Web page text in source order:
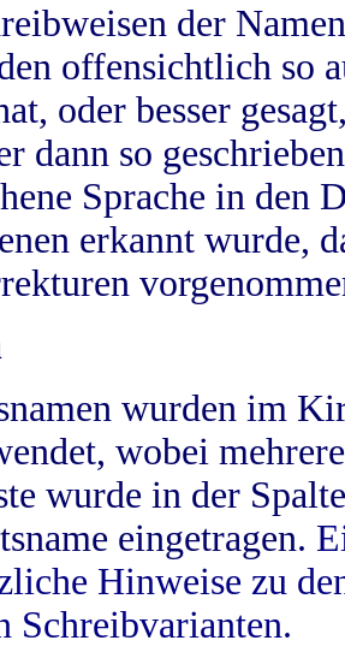
der
offensichtlich so
oder besser
dann so
Sprache in
erkannt wurde,
wurden im
wobei
wurde in der
eingetragen.
Hinweise zu
Schreibvarianten.